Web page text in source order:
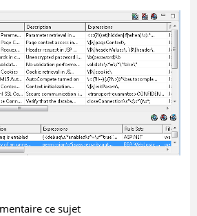
ce sujet